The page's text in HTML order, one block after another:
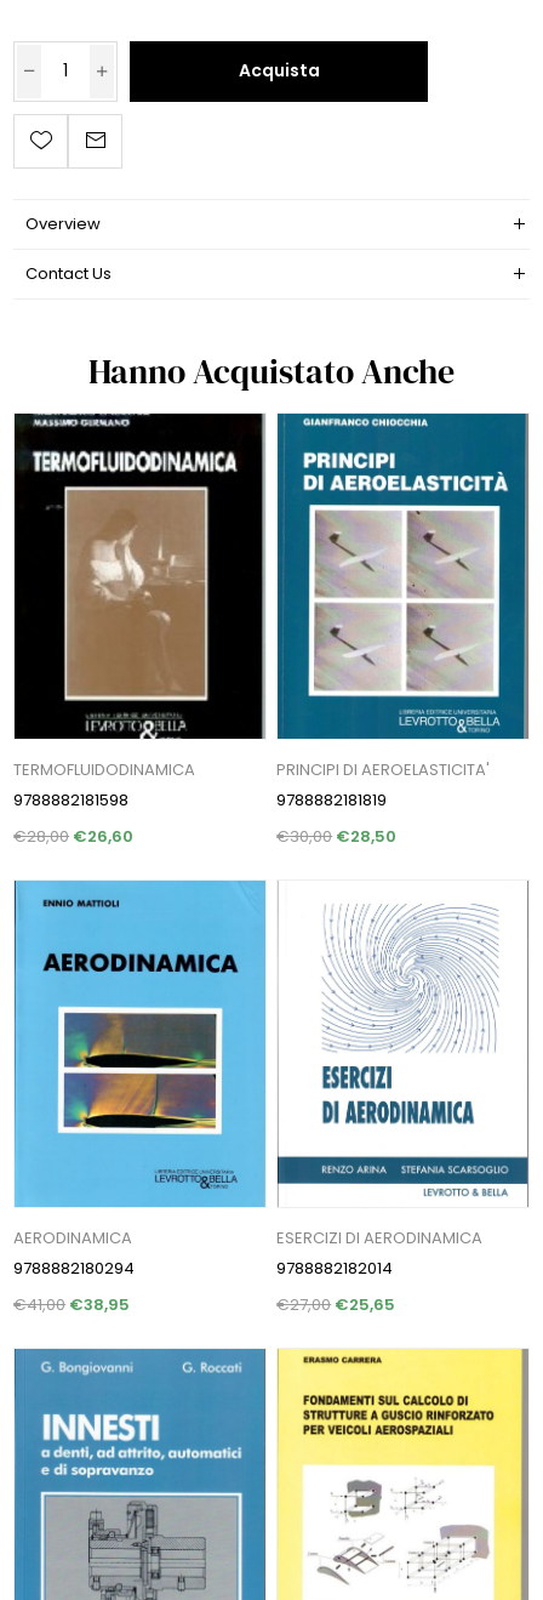
Acquista
Overview
Contact Us
Hanno Acquistato Anche
TERMOFLUIDODINAMICA
9788882181598
€28,00 €26,60
PRINCIPI DI AEROELASTICITA'
9788882181819
€30,00€28,50
AERODINAMICA
9788882180294
€41,00 €38,95
ESERCIZI DI AERODINAMICA
9788882182014
€27,00€25,65